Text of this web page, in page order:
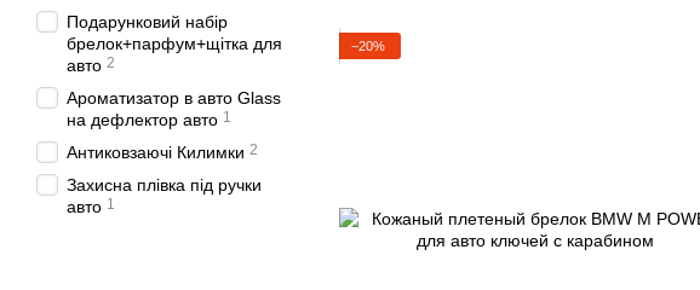
−20%
Подарунковий набір
брелок+парфум+щітка для
авто 2
Ароматизатор в авто Glass
на дефлектор авто 1
Антиковзаючі Килимки 2
Захисна плівка під ручки
авто 1